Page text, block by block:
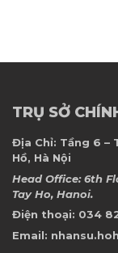
TRỤ SỞ
Địa Chỉ: Tầng 6 –
Hồ, Hà Nội
Head Office: 6th
Tay Ho, Hanoi.
Điện thoại: 034
Email: